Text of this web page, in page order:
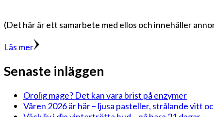
(Det här är ett samarbete med ellos och innehåller
Läs mer
Senaste inläggen
Orolig mage? Det kan vara brist på enzymer
Våren 2026 är här – ljusa pasteller, strålande vitt